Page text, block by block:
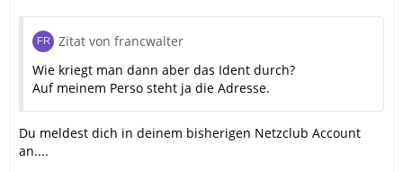
Zitat von francwalter
Wie kriegt man dann aber das Ident durch?
Auf meinem Perso steht ja die Adresse.
Du meldest dich in deinem bisherigen Netzclub Account
an....